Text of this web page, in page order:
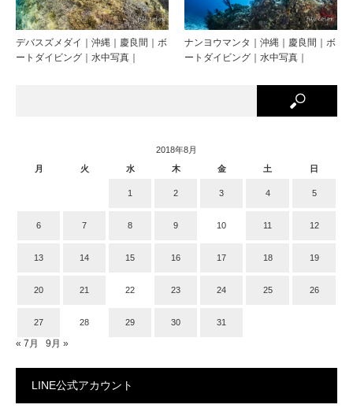
デバスズメダイ｜沖縄｜慶良間｜ボ
ートダイビング｜水中写真｜
ナンヨウマンタ｜沖縄｜慶良間｜ボ
ートダイビング｜水中写真｜
2018年8月
月
火 水 木 金 土 日
1 2 3 4 5
6 7 8 9 10 11 12
13 14 15 16 17 18 19
20 21 22 23 24 25 26
27 28 29 30 31
« 7月 9月 »
LINE公式アカウント